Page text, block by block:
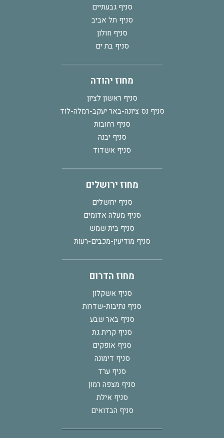
סניף גבעתיים
סניף תל אביב
סניף חולון
סניף בת ים
מחוז יהודה
סניף ראשון לציון
סניף נס ציונה-באר יעקב-רמלה-לוד
סניף רחובות
סניף יבנה
סניף אשדוד
מחוז ירושלים
סניף ירושלים
סניף מעלה אדומים
סניף בית שמש
סניף מודיעין-מכבים-רעות
מחוז הדרום
סניף אשקלון
סניף נתיבות-שדרות
סניף באר שבע
סניף קרית גת
סניף אופקים
סניף דימונה
סניף ערד
סניף מצפה רמון
סניף אילת
סניף הבדואים